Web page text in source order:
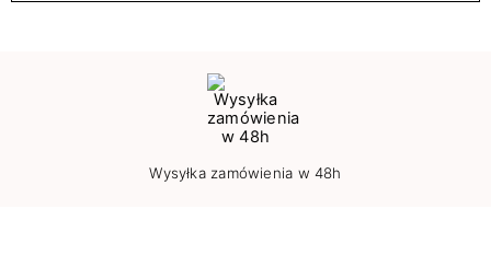
Wysyłka zamówienia w 48h